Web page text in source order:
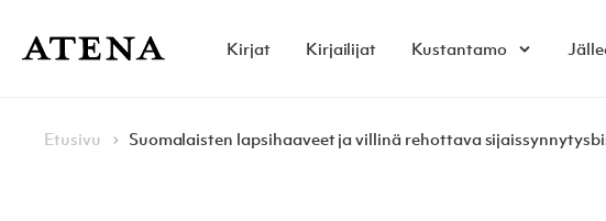
Atena Kustannus
Kirjat Kirjailijat Kustantamo Open
Navigoi
Browse:
Etusivu Suomalaisten lapsihaaveet ja villinä rehottava